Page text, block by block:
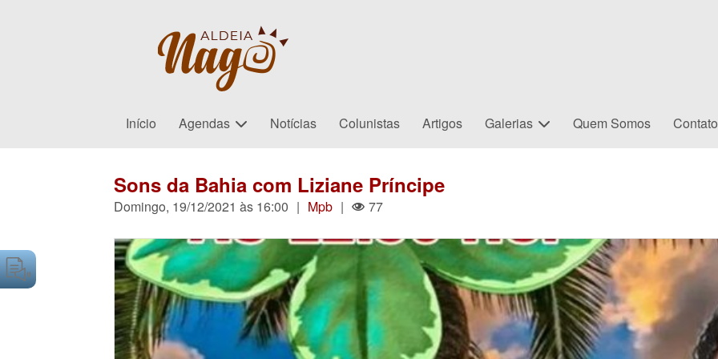
Início Agendas Notícias Colunistas Artigos Galerias Quem Somos Contato
Sons da Bahia com Liziane Príncipe
Domingo, 19/12/2021 às 16:00 | Mpb | 77